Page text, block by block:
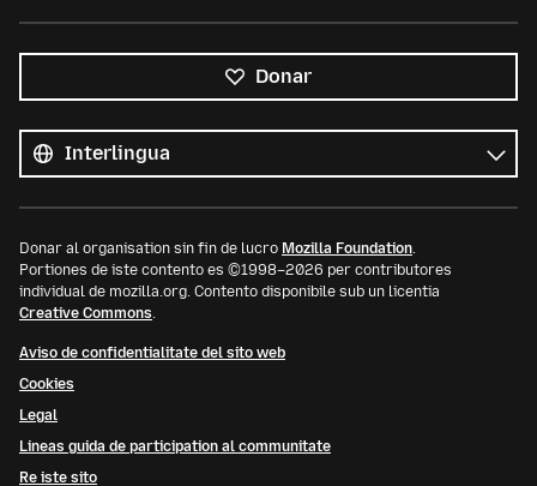
Donar
le
linguas
Lingua
Donar al organisation sin fin de lucro Mozilla Foundation.
Portiones de iste contento es ©1998–2026 per contributores
individual de mozilla.org. Contento disponibile sub un licentia
Creative Commons.
Aviso de confidentialitate del sito web
Cookies
Legal
Lineas guida de participation al communitate
Re iste sito